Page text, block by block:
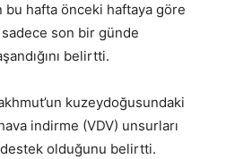
bu hafta önceki haftaya göre
son bir günde
belirtti.
kuzeydoğusundaki
indirme (VDV) unsurları
olduğunu belirtti.